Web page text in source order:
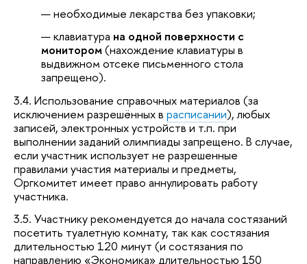
необходимые лекарства без упаковки;
клавиатура на одной поверхности с
монитором(нахождение клавиатуры в
выдвижном отсеке письменного стола
запрещено).
3.4. Использование справочных материалов (за
исключением разрешённых в расписании), любых
записей, электронных устройств и т.п. при
выполнении заданий олимпиады запрещено. В случае,
если участник использует не разрешенные
правилами участия материалы и предметы,
Оргкомитет имеет право аннулировать работу
участника.
3.5. Участнику рекомендуется до начала состязаний
посетить туалетную комнату, так как состязания
длительностью 120 минут (и состязания по
направлению «Экономика» длительностью 150